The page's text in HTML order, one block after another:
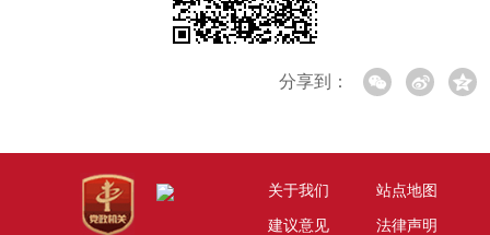
分享到：
关于我们
站点地图
建议意见
法律声明